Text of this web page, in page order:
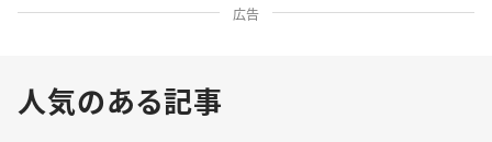
広告
人気のある記事